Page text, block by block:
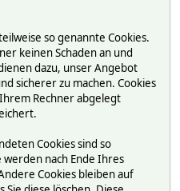
so genannte Cookies.
keinen Schaden an und
dazu, unser Angebot
sicherer zu machen. Cookies
Rechner abgelegt
Cookies sind so
werden nach Ende Ihres
Cookies bleiben auf